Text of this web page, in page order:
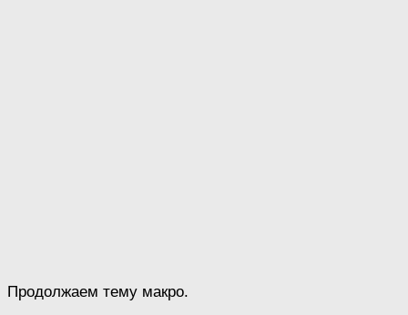
Продолжаем тему макро.